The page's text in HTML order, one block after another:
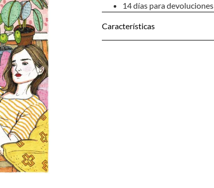
14 días para devoluciones
Características